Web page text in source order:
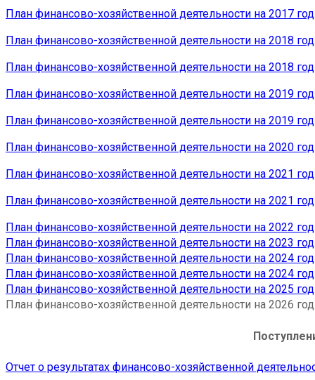
План финансово-хозяйственной деятельности на 2017
План финансово-хозяйственной деятельности на 2018
План финансово-хозяйственной деятельности на 2018
План финансово-хозяйственной деятельности на 2019
План финансово-хозяйственной деятельности на 2019
План финансово-хозяйственной деятельности на 2020
План финансово-хозяйственной деятельности на 2021
План финансово-хозяйственной деятельности на 2021 год
План финансово-хозяйственной деятельности на 2022 год
План финансово-хозяйственной деятельности на 2023 год
План финансово-хозяйственной деятельности на 2024 год
План финансово-хозяйственной деятельности на 2024 год
План финансово-хозяйственной деятельности на 2025 год
План финансово-хозяйственной деятельности на 2026 год
Отчет о результатах финансово-хозяйственной